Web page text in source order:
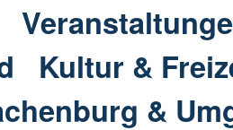
Kultur &
&